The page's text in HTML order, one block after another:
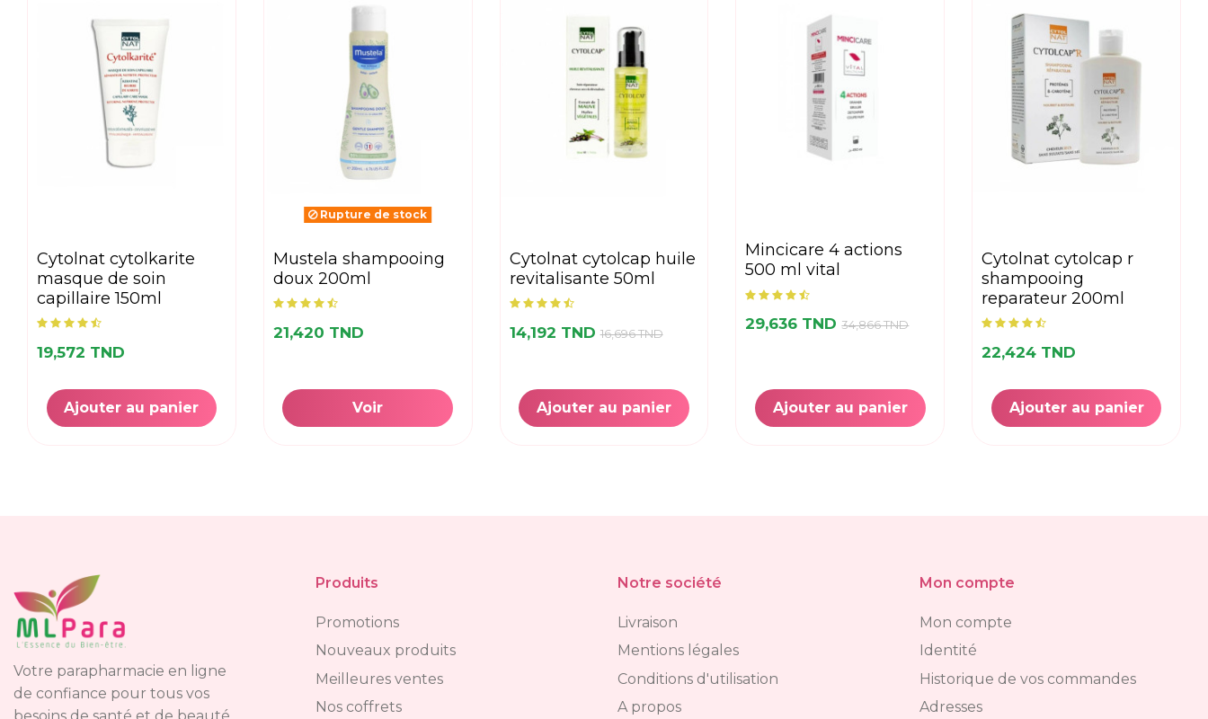
cytolnat cytolkarite
masque de soin
capillaire 150ml
19,572 TND
Ajouter au panier
Rupture de stock
mustela shampooing
doux 200ml
21,420 TND
Voir
cytolnat cytolcap huile
revitalisante 50ml
14,192 TND16,696 TND
Ajouter au panier
mincicare 4 actions
500 ml vital
29,636 TND34,866 TND
Ajouter au panier
cytolnat cytolcap r
shampooing
reparateur 200ml
22,424 TND
Ajouter au panier
Votre parapharmacie en ligne
de confiance pour tous vos
besoins de santé et de beauté
Produits
Promotions
Nouveaux produits
Meilleures ventes
Nos coffrets
Notre société
Livraison
Mentions légales
Conditions d'utilisation
A propos
Mon compte
Mon compte
Identité
Historique de vos commandes
Adresses